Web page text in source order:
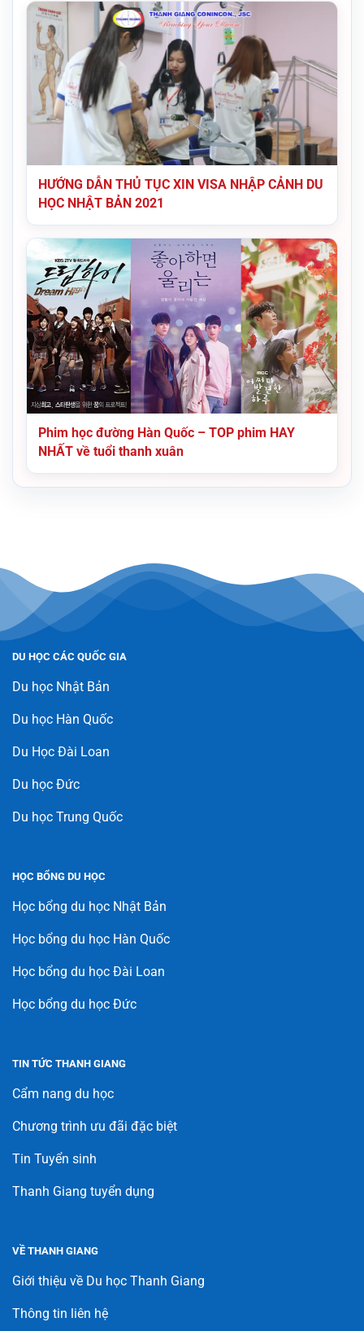
HƯỚNG DẪN THỦ TỤC XIN VISA NHẬP CẢNH DU
HỌC NHẬT BẢN 2021
Phim học đường Hàn Quốc – TOP phim HAY
NHẤT về tuổi thanh xuân
DU HỌC CÁC QUỐC GIA
Du học Nhật Bản
Du học Hàn Quốc
Du Học Đài Loan
Du học Đức
Du học Trung Quốc
HỌC BỔNG DU HỌC
Học bổng du học Nhật Bản
Học bổng du học Hàn Quốc
Học bổng du học Đài Loan
Học bổng du học Đức
TIN TỨC THANH GIANG
Cẩm nang du học
Chương trình ưu đãi đặc biệt
Tin Tuyển sinh
Thanh Giang tuyển dụng
VỀ THANH GIANG
Giới thiệu về Du học Thanh Giang
Thông tin liên hệ